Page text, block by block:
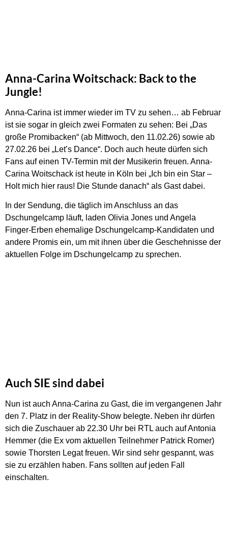
Anna-Carina Woitschack: Back to the
Jungle!
Anna-Carina ist immer wieder im TV zu sehen… ab Februar
ist sie sogar in gleich zwei Formaten zu sehen: Bei „Das
große Promibacken“ (ab Mittwoch, den 11.02.26) sowie ab
27.02.26 bei „Let’s Dance“. Doch auch heute dürfen sich
Fans auf einen TV-Termin mit der Musikerin freuen. Anna-
Carina Woitschack ist heute in Köln bei „Ich bin ein Star –
Holt mich hier raus! Die Stunde danach“ als Gast dabei.
In der Sendung, die täglich im Anschluss an das
Dschungelcamp läuft, laden Olivia Jones und Angela
Finger-Erben ehemalige Dschungelcamp-Kandidaten und
andere Promis ein, um mit ihnen über die Geschehnisse der
aktuellen Folge im Dschungelcamp zu sprechen.
Auch SIE sind dabei
Nun ist auch Anna-Carina zu Gast, die im vergangenen Jahr
den 7. Platz in der Reality-Show belegte. Neben ihr dürfen
sich die Zuschauer ab 22.30 Uhr bei RTL auch auf Antonia
Hemmer (die Ex vom aktuellen Teilnehmer Patrick Romer)
sowie Thorsten Legat freuen. Wir sind sehr gespannt, was
sie zu erzählen haben. Fans sollten auf jeden Fall
einschalten.